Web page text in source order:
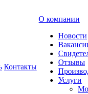
Контакты
О компании
Новости
Отзывы
Услуги